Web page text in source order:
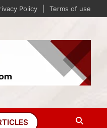
Policy Terms of use